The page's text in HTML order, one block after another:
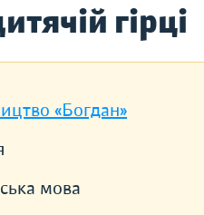
гірці
«Богдан»
мова